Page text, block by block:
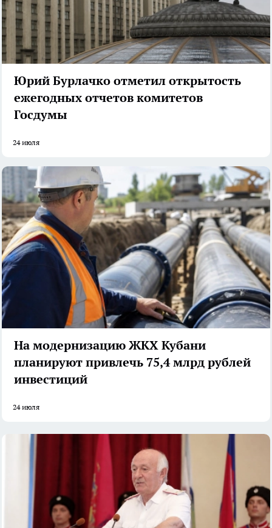
Юрий Бурлачко отметил открытость
ежегодных отчетов комитетов
Госдумы
24 июля
На модернизацию ЖКХ Кубани
планируют привлечь 75,4 млрд рублей
инвестиций
24 июля